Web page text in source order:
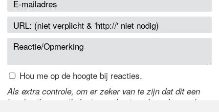
Hou me op de hoogte bij reacties.
Als extra controle, om er zeker van te zijn dat dit een
handmatige reactie is, typ onderstaande code over in